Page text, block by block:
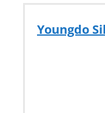
Youngdo